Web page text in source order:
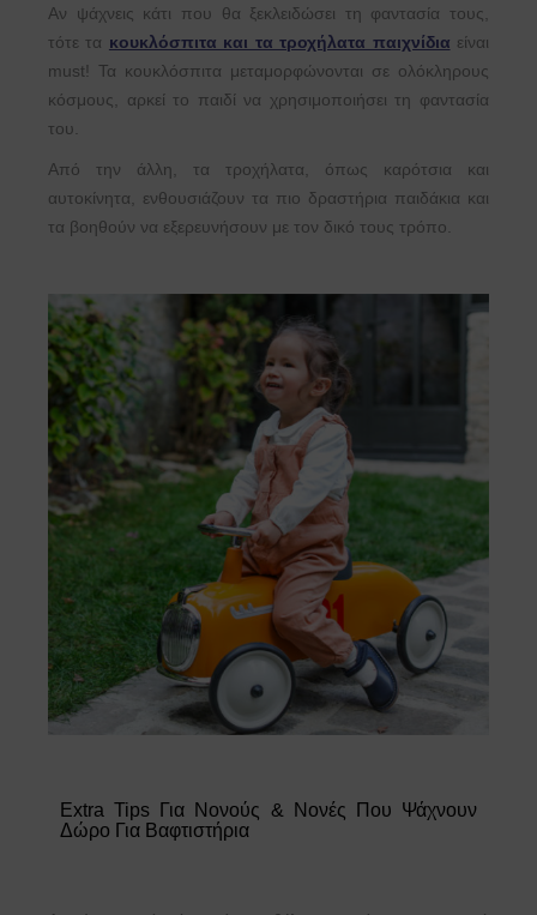
Αν ψάχνεις κάτι που θα ξεκλειδώσει τη φαντασία τους,
τότε τα κουκλόσπιτα και τα τροχήλατα παιχνίδια είναι
must! Τα κουκλόσπιτα μεταμορφώνονται σε ολόκληρους
κόσμους, αρκεί το παιδί να χρησιμοποιήσει τη φαντασία
του.
Από την άλλη, τα τροχήλατα, όπως καρότσια και
αυτοκίνητα, ενθουσιάζουν τα πιο δραστήρια παιδάκια και
τα βοηθούν να εξερευνήσουν με τον δικό τους τρόπο.
Extra Tips Για Νονούς & Νονές Που Ψάχνουν
Δώρο Για Βαφτιστήρια